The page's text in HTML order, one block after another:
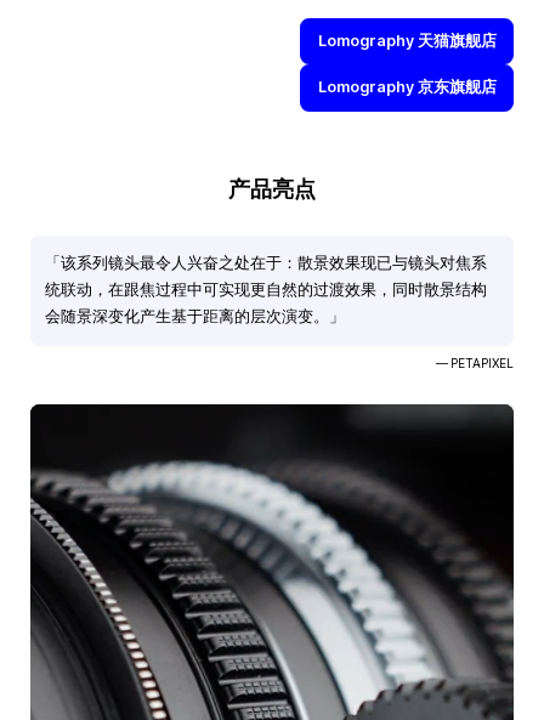
Lomography 天猫旗舰店
Lomography 京东旗舰店
产品亮点
「该系列镜头最令人兴奋之处在于：散景效果现已与镜头对焦系
统联动，在跟焦过程中可实现更自然的过渡效果，同时散景结构
会随景深变化产生基于距离的层次演变。」
— PETAPIXEL